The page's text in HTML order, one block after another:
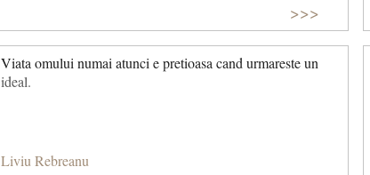
>>>
Viata omului numai atunci e pretioasa cand urmareste un
ideal.
Liviu Rebreanu